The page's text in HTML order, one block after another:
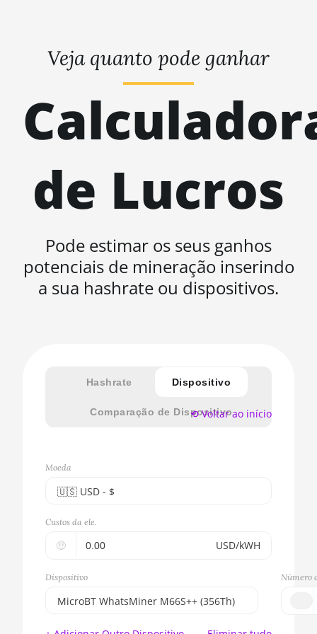
Veja quanto pode ganhar
de Lucros
Pode estimar os seus ganhos
potenciais de mineração inserindo
a sua hashrate ou dispositivos.
Hashrate Dispositivo
Comparação de Dispositivo
Moeda
🇺🇸ㅤ USD - $
🇪🇺ㅤ EUR - €
🇺🇸ㅤ USD - $
🇬🇧ㅤ GBP - £
Custos da ele.
🤑 USD/kWH
Dispositivo
MicroBT WhatsMiner M66S++ (356Th)
BITMAIN AntMiner S17e (64Th)
Número
⟲ Voltar ao início